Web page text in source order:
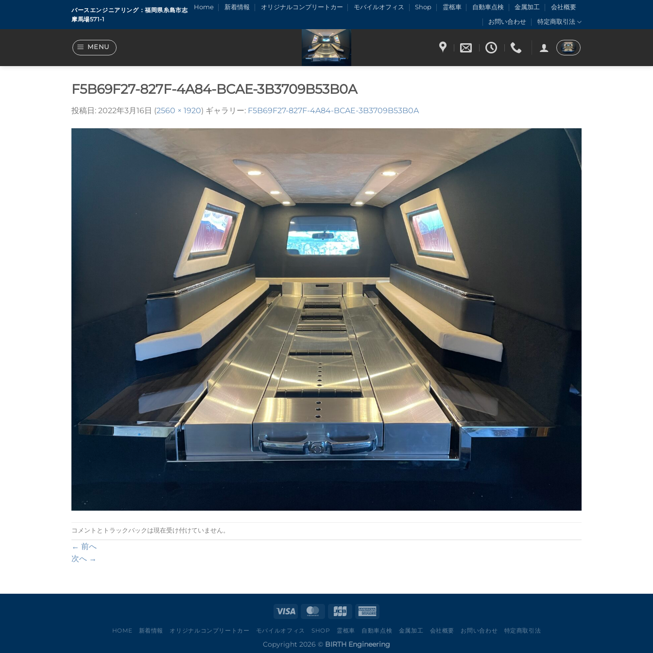
content
バースエンジニアリング：福岡県糸島市志
摩馬場571-1
Home 新着情報 オリジナルコンプリートカー モバイルオフィス Shop 霊柩車 自動車点検 金属加工
会社概要
お問い合わせ
特定商取引法
MENU
F5B69F27-827F-4A84-BCAE-3B3709B53B0A
投稿日: 2022年3月16日 (2560 × 1920) ギャラリー: F5B69F27-827F-4A84-BCAE-3B3709B53B0A
コメントとトラックバックは現在受け付けていません。
← 前へ
次へ →
HOME 新着情報 オリジナルコンプリートカー モバイルオフィス SHOP 霊柩車 自動車点検 金属加工 会社概要 お問い合わせ 特定商取引法
Copyright 2026 © BIRTH Engineering